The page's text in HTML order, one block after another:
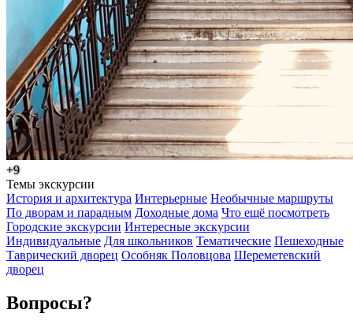
+9
Темы экскурсии
История и архитектура Интерьерные Необычные маршруты
По дворам и парадным Доходные дома Что ещё посмотреть
Городские экскурсии Интересные экскурсии
Индивидуальные Для школьников Тематические Пешеходные
Таврический дворец Особняк Половцова Шереметевский
дворец
Вопросы?